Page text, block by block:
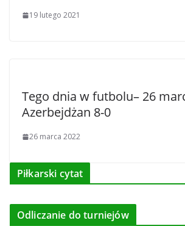
19 lutego 2021
Tego dnia w futbolu– 26
Azerbejdżan 8-0
26 marca 2022
Piłkarski cytat
Odliczanie do turniejów